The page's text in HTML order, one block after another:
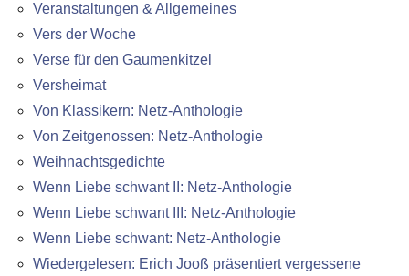
Veranstaltungen & Allgemeines
Vers der Woche
Verse für den Gaumenkitzel
Versheimat
Von Klassikern: Netz-Anthologie
Von Zeitgenossen: Netz-Anthologie
Weihnachtsgedichte
Wenn Liebe schwant II: Netz-Anthologie
Wenn Liebe schwant III: Netz-Anthologie
Wenn Liebe schwant: Netz-Anthologie
Wiedergelesen: Erich Jooß präsentiert vergessene